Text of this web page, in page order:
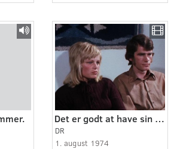
Det er godt at have sin egen konto
DR
1. august 1974